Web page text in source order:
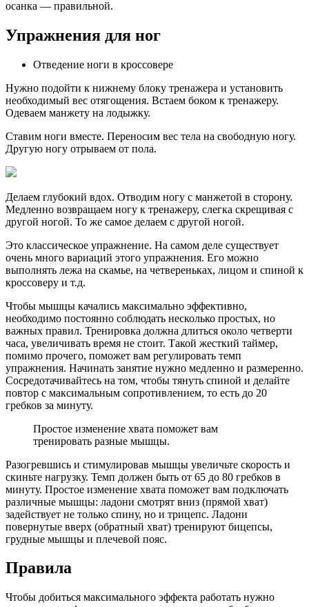
осанка — правильной.
Упражнения для ног
Отведение ноги в кроссовере
Нужно подойти к нижнему блоку тренажера и установить
необходимый вес отягощения. Встаем боком к тренажеру.
Одеваем манжету на лодыжку.
Ставим ноги вместе. Переносим вес тела на свободную ногу.
Другую ногу отрываем от пола.
Делаем глубокий вдох. Отводим ногу с манжетой в сторону.
Медленно возвращаем ногу к тренажеру, слегка скрещивая с
другой ногой. То же самое делаем с другой ногой.
Это классическое упражнение. На самом деле существует
очень много вариаций этого упражнения. Его можно
выполнять лежа на скамье, на четвереньках, лицом и спиной к
кроссоверу и т.д.
Чтобы мышцы качались максимально эффективно,
необходимо постоянно соблюдать несколько простых, но
важных правил. Тренировка должна длиться около четверти
часа, увеличивать время не стоит. Такой жесткий таймер,
помимо прочего, поможет вам регулировать темп
упражнения. Начинать занятие нужно медленно и размеренно.
Сосредотачивайтесь на том, чтобы тянуть спиной и делайте
повтор с максимальным сопротивлением, то есть до 20
гребков за минуту.
Простое изменение хвата поможет вам
тренировать разные мышцы.
Разогревшись и стимулировав мышцы увеличьте скорость и
скиньте нагрузку. Темп должен быть от 65 до 80 гребков в
минуту. Простое изменение хвата поможет вам подключать
различные мышцы: ладони смотрят вниз (прямой хват)
задействует не только спину, но и трицепс. Ладони
повернутые вверх (обратный хват) тренируют бицепсы,
грудные мышцы и плечевой пояс.
Правила
Чтобы добиться максимального эффекта работать нужно